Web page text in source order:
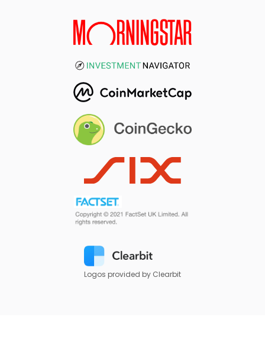
Logos provided by Clearbit